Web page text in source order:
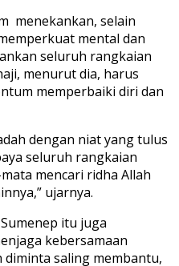
menekankan, selain
mental dan
seluruh rangkaian
menurut dia, harus
memperbaiki diri dan
dengan niat yang tulus
seluruh rangkaian
mencari ridha Allah
ujarnya.
itu juga
kebersamaan
diminta saling membantu,